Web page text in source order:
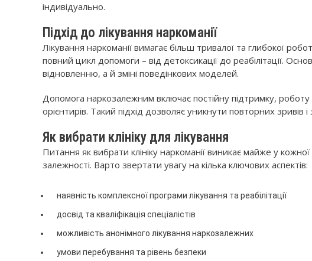
індивідуально.
Підхід до лікування наркоманії
Лікування наркоманії вимагає більш тривалої та глибокої
повний цикл допомоги – від детоксикації до реабілітації.
відновленню, а й зміні поведінкових моделей.
Допомога наркозалежним включає постійну підтримку,
орієнтирів. Такий підхід дозволяє уникнути повторних зривів
Як вибрати клініку для лікування
Питання як вибрати клініку наркоманії виникає майже у
залежності. Варто звертати увагу на кілька ключових аспектів:
наявність комплексної програми лікування та реабілітації
досвід та кваліфікація спеціалістів
можливість анонімного лікування наркозалежних
умови перебування та рівень безпеки